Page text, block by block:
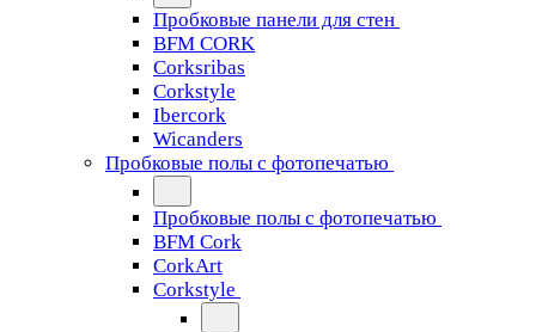
Пробковые панели для стен
BFM CORK
Corksribas
Corkstyle
Ibercork
Wicanders
Пробковые полы с фотопечатью
Пробковые полы с фотопечатью
BFM Cork
CorkArt
Corkstyle